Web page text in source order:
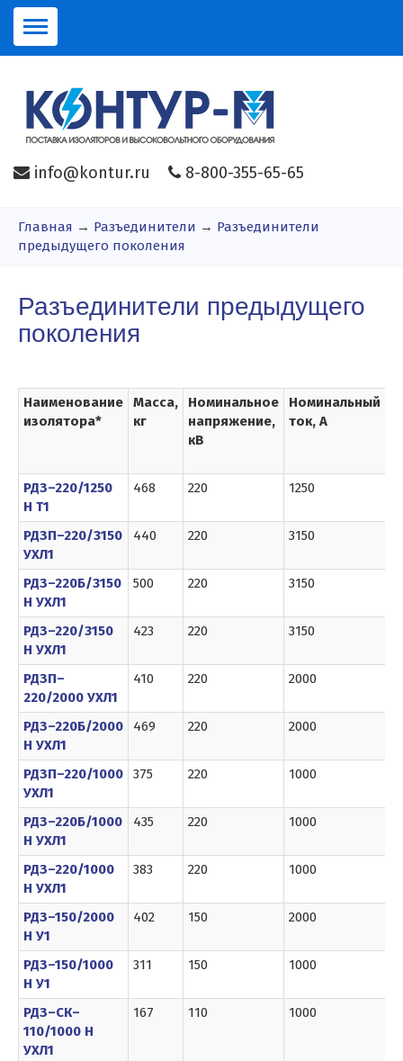
info@kontur.ru 8-800-355-65-65
Главная → Разъединители → Разъединители
предыдущего поколения
Разъединители предыдущего
поколения
Наименование
изолятора*
Масса,
кг
Номинальное
напряжение,
кВ
Номинальный
ток, А
РДЗ–220/1250
Н Т1
468 220 1250
РДЗП–220/3150
УХЛ1
440 220 3150
РДЗ–220Б/3150
Н УХЛ1
500 220 3150
РДЗ–220/3150
Н УХЛ1
423 220 3150
РДЗП–
220/2000 УХЛ1
410 220 2000
РДЗ–220Б/2000
Н УХЛ1
469 220 2000
РДЗП–220/1000
УХЛ1
375 220 1000
РДЗ–220Б/1000
Н УХЛ1
435 220 1000
РДЗ–220/1000
Н УХЛ1
383 220 1000
РДЗ–150/2000
Н У1
402 150 2000
РДЗ–150/1000
Н У1
311 150 1000
РДЗ–СК–
110/1000 Н
УХЛ1
167 110 1000